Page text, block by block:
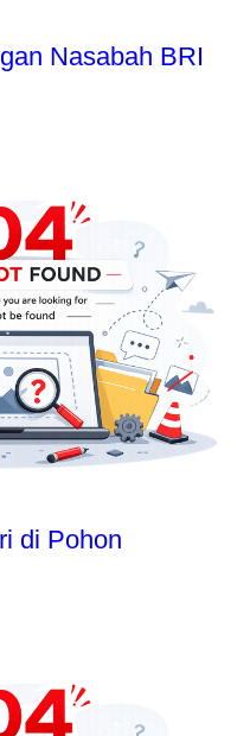
Nasabah BRI
di Pohon